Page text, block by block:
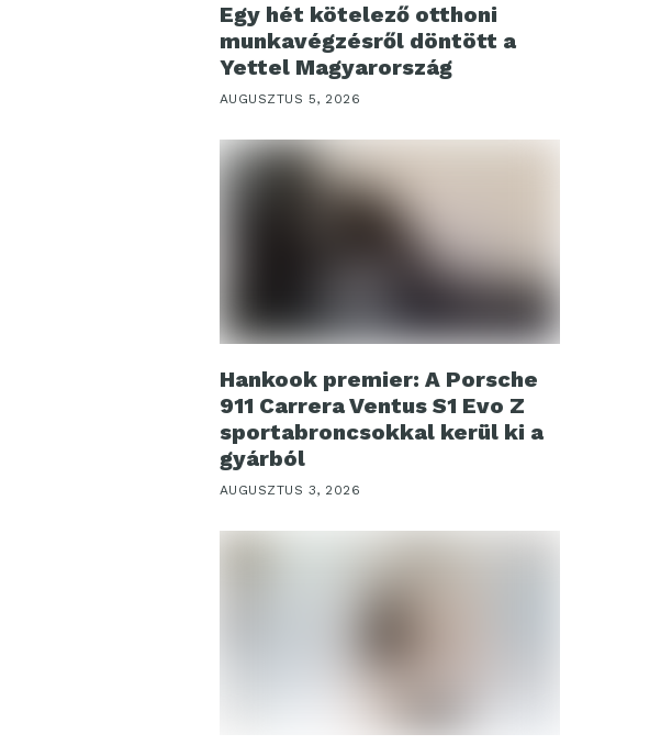
Egy hét kötelező otthoni
munkavégzésről döntött a
Yettel Magyarország
AUGUSZTUS 5, 2026
Hankook premier: A Porsche
911 Carrera Ventus S1 Evo Z
sportabroncsokkal kerül ki a
gyárból
AUGUSZTUS 3, 2026